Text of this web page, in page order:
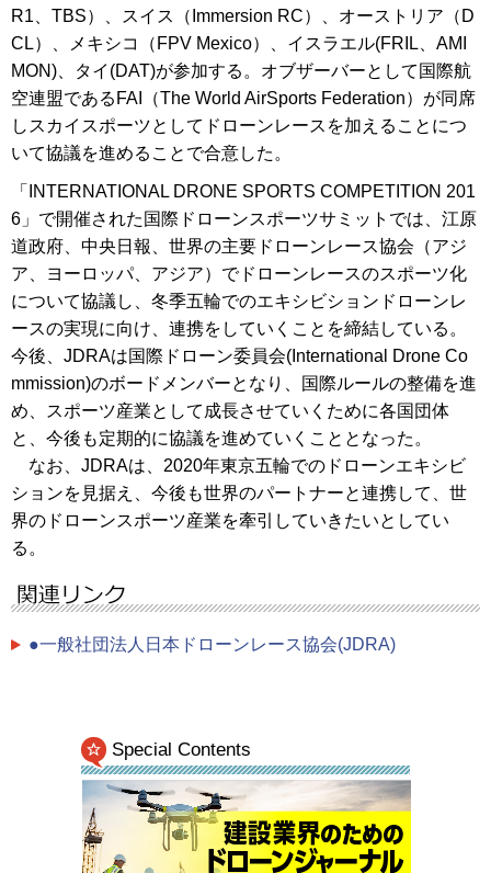
R1、TBS）、スイス（Immersion RC）、オーストリア（D
CL）、メキシコ（FPV Mexico）、イスラエル(FRIL、AMI
MON)、タイ(DAT)が参加する。オブザーバーとして国際航
空連盟であるFAI（The World AirSports Federation）が同席
しスカイスポーツとしてドローンレースを加えることにつ
いて協議を進めることで合意した。
「INTERNATIONAL DRONE SPORTS COMPETITION 201
6」で開催された国際ドローンスポーツサミットでは、江原
道政府、中央日報、世界の主要ドローンレース協会（アジ
ア、ヨーロッパ、アジア）でドローンレースのスポーツ化
について協議し、冬季五輪でのエキシビションドローンレ
ースの実現に向け、連携をしていくことを締結している。
今後、JDRAは国際ドローン委員会(International Drone Co
mmission)のボードメンバーとなり、国際ルールの整備を進
め、スポーツ産業として成長させていくために各国団体
と、今後も定期的に協議を進めていくこととなった。
なお、JDRAは、2020年東京五輪でのドローンエキシビ
ションを見据え、今後も世界のパートナーと連携して、世
界のドローンスポーツ産業を牽引していきたいとしてい
る。
●一般社団法人日本ドローンレース協会(JDRA)
Special Contents